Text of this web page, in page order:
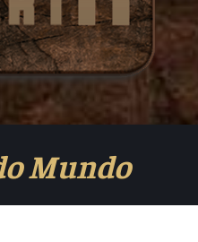
Mundo